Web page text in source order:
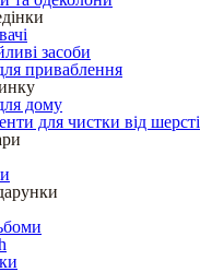
засоби
приваблення
дому
для чистки від шерсті